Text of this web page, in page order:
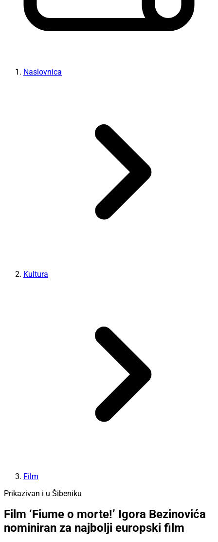
Naslovnica
Kultura
Film
Prikazivan i u Šibeniku
Film ‘Fiume o morte!’ Igora Bezinovića
nominiran za najbolji europski film